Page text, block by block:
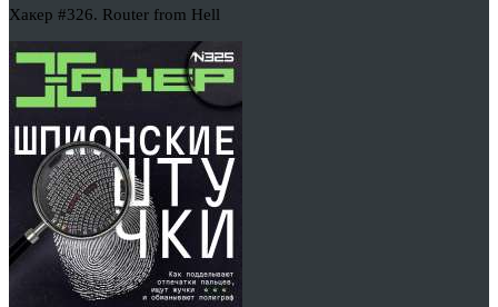
Хакер #326. Router from Hell